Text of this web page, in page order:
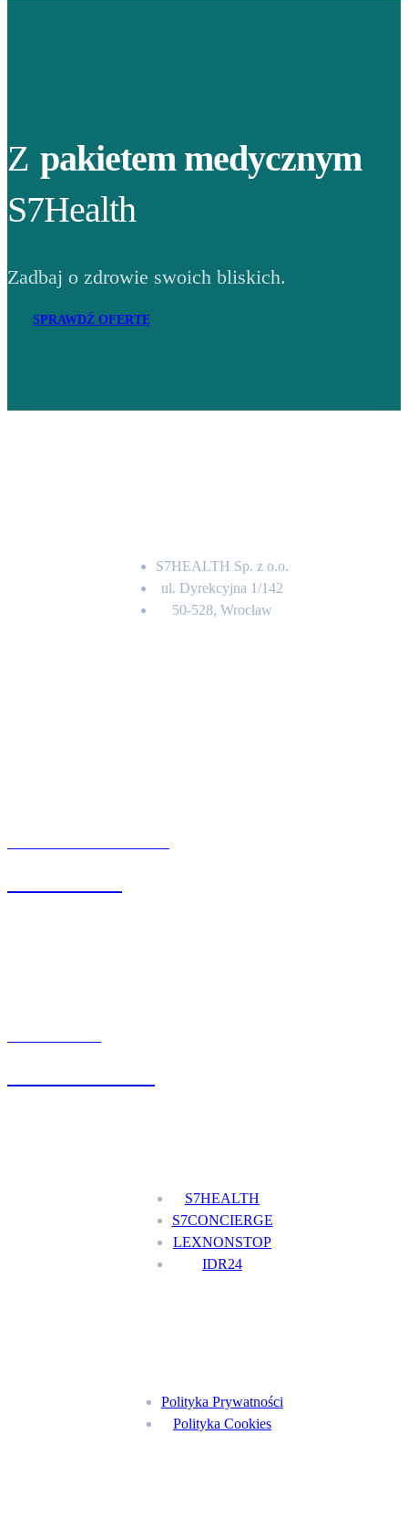
Z pakietem medycznym
S7Health
Zadbaj o zdrowie swoich bliskich.
SPRAWDŹ OFERTĘ
S7HEALTH Sp. z o.o.
ul. Dyrekcyjna 1/142
50-528, Wrocław
S7HEALTH
S7CONCIERGE
LEXNONSTOP
IDR24
Polityka Prywatności
Polityka Cookies